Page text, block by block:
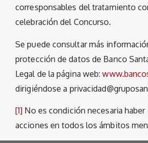
corresponsables del tratamiento
celebración del Concurso.
Se puede consultar más
protección de datos de Banco
Legal de la página web:
dirigiéndose a
[1] No es condición necesaria haber
acciones en todos los ámbitos